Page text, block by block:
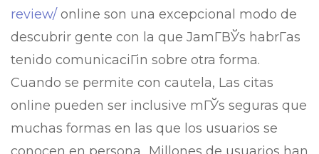
review/ online son una excepcional modo de
descubrir gente con la que JamГ­ВЎs habrГ­as
tenido comunicaciГіn sobre otra forma.
Cuando se permite con cautela, Las citas
online pueden ser inclusive mГЎs seguras que
muchas formas en las que los usuarios se